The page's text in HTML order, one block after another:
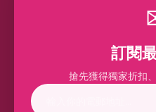
訂閱
搶先獲得獨家折扣